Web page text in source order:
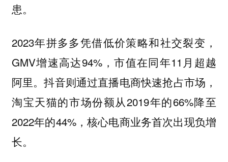
患。
2023年拼多多凭借低价策略和社交裂变，
GMV增速高达94%，市值在同年11月超越
阿里。抖音则通过直播电商快速抢占市场，
淘宝天猫的市场份额从2019年的66%降至
2022年的44%，核心电商业务首次出现负增
长。